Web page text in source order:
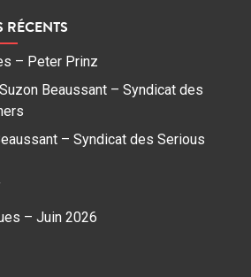
– Peter Prinz
Suzon Beaussant – Syndicat des
– Syndicat des Serious
– Juin 2026